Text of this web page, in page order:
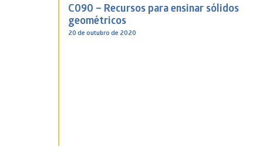
C090 – Recursos para ensinar sólidos
geométricos
20 de outubro de 2020